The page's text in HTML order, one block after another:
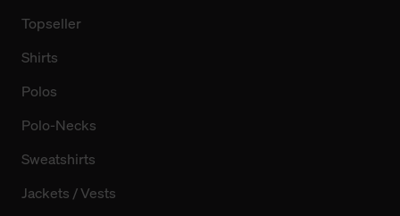
Topseller
Shirts
Polos
Polo-Necks
Sweatshirts
Jackets / Vests